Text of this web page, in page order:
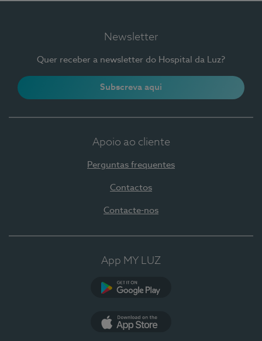
Newsletter
Quer receber a newsletter do Hospital da Luz?
Subscreva aqui
Apoio ao cliente
Perguntas frequentes
Contactos
Contacte-nos
App MY LUZ